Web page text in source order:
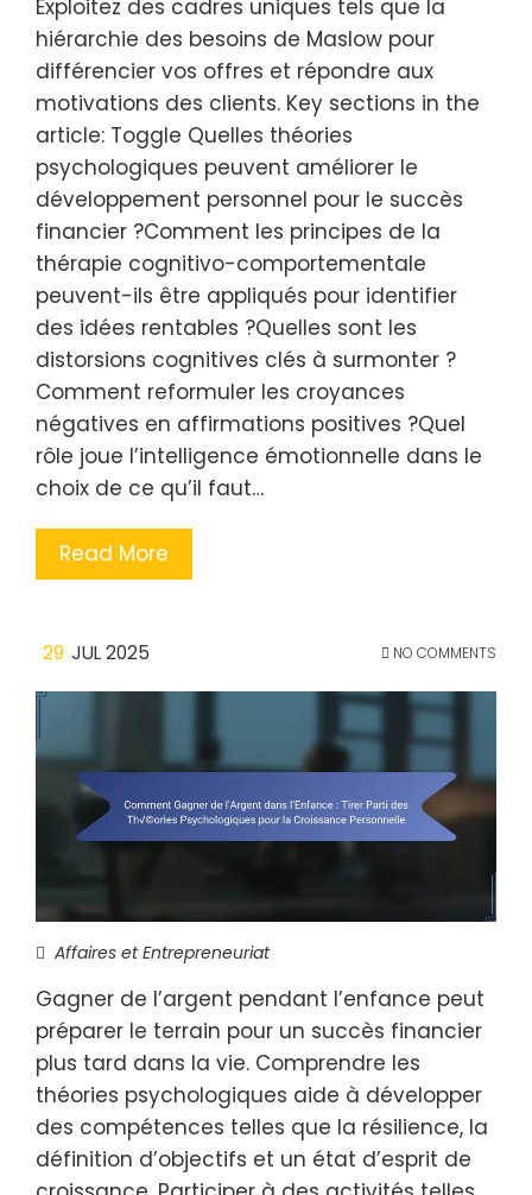
Exploitez des cadres uniques tels que la
hiérarchie des besoins de Maslow pour
différencier vos offres et répondre aux
motivations des clients. Key sections in the
article: Toggle Quelles théories
psychologiques peuvent améliorer le
développement personnel pour le succès
financier ?Comment les principes de la
thérapie cognitivo-comportementale
peuvent-ils être appliqués pour identifier
des idées rentables ?Quelles sont les
distorsions cognitives clés à surmonter ?
Comment reformuler les croyances
négatives en affirmations positives ?Quel
rôle joue l’intelligence émotionnelle dans le
choix de ce qu’il faut…
Read More
29 JUL 2025 NO COMMENTS
Affaires et Entrepreneuriat
Gagner de l’argent pendant l’enfance peut
préparer le terrain pour un succès financier
plus tard dans la vie. Comprendre les
théories psychologiques aide à développer
des compétences telles que la résilience, la
définition d’objectifs et un état d’esprit de